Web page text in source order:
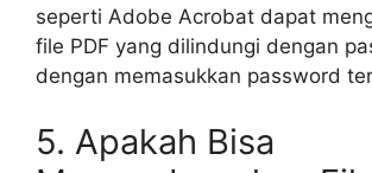
seperti Adobe Acrobat dapat
file PDF yang dilindungi dengan
dengan memasukkan password
5. Apakah Bisa